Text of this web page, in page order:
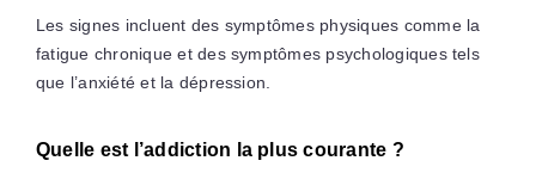
Les signes incluent des symptômes physiques comme la
fatigue chronique et des symptômes psychologiques tels
que l’anxiété et la dépression.
Quelle est l’addiction la plus courante ?